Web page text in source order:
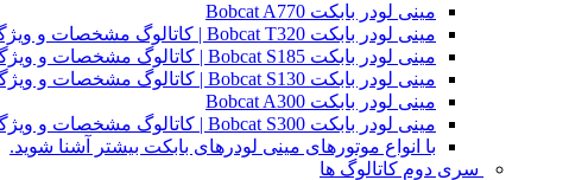
مینی لودر بابکت Bobcat A770
مینی لودر بابکت Bobcat T320 | کاتالوگ مشخصات و ویژگی های فنی
مینی لودر بابکت Bobcat S185 | کاتالوگ مشخصات و ویژگی های فنی
مینی لودر بابکت Bobcat S130 | کاتالوگ مشخصات و ویژگی های فنی
مینی لودر بابکت Bobcat A300
مینی لودر بابکت Bobcat S300 | کاتالوگ مشخصات و ویژگی های فنی
با انواع موتورهای مینی لودرهای بابکت بیشتر آشنا شوید.
سری دوم کاتالوگ ها